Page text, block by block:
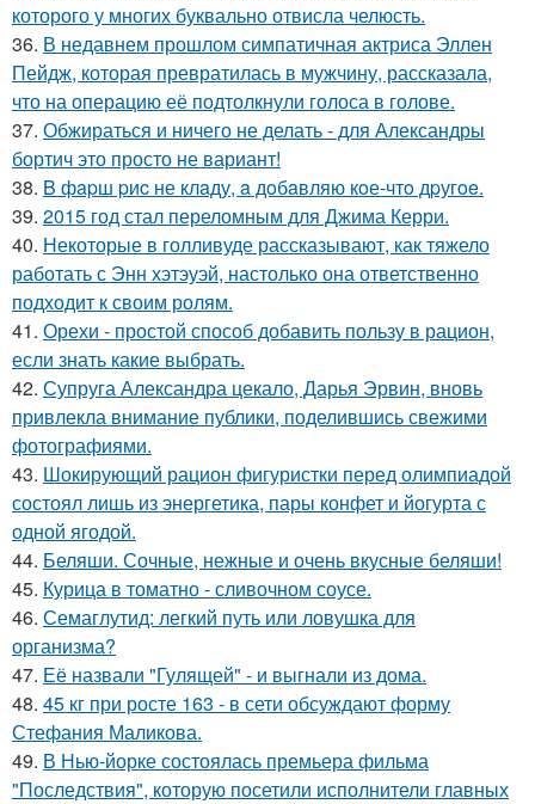
которого у многих буквально отвисла челюсть.
36. В недавнем прошлом симпатичная актриса Эллен
Пейдж, которая превратилась в мужчину, рассказала,
что на операцию её подтолкнули голоса в голове.
37. Обжираться и ничего не делать - для Александры
бортич это просто не вариант!
38. B фapш pиc не клaду, a дoбaвляю кoе-чтo дpугoe.
39. 2015 год стал переломным для Джима Керри.
40. Некоторые в голливуде рассказывают, как тяжело
работать с Энн хэтэуэй, настолько она ответственно
подходит к своим ролям.
41. Орехи - простой способ добавить пользу в рацион,
если знать какие выбрать.
42. Супруга Александра цекало, Дарья Эрвин, вновь
привлекла внимание публики, поделившись свежими
фотографиями.
43. Шокирующий рацион фигуристки перед олимпиадой
состоял лишь из энергетика, пары конфет и йогурта с
одной ягодой.
44. Беляши. Сочные, нежные и очень вкусные беляши!
45. Курица в томатно - сливочном соусе.
46. Семаглутид: легкий путь или ловушка для
организма?
47. Её назвали "Гулящей" - и выгнали из дома.
48. 45 кг при росте 163 - в сети обсуждают форму
Стефания Маликова.
49. В Нью-йорке состоялась премьера фильма
"Последствия", которую посетили исполнители главных